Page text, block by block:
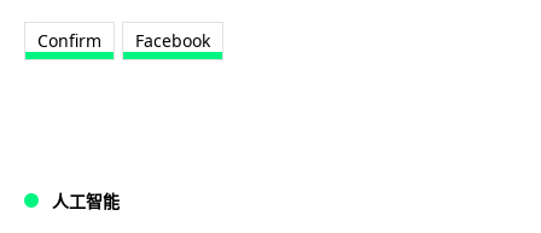
Confirm Facebook
人工智能